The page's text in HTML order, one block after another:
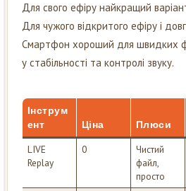
Для свого ефіру найкращий
Для чужого відкритого ефіру і
Смартфон хороший для швидких
у стабільності та контролі звуку.
Інструм
ент
Ціна Плюси
LIVE
Replay
0
Чистий
файл,
просто